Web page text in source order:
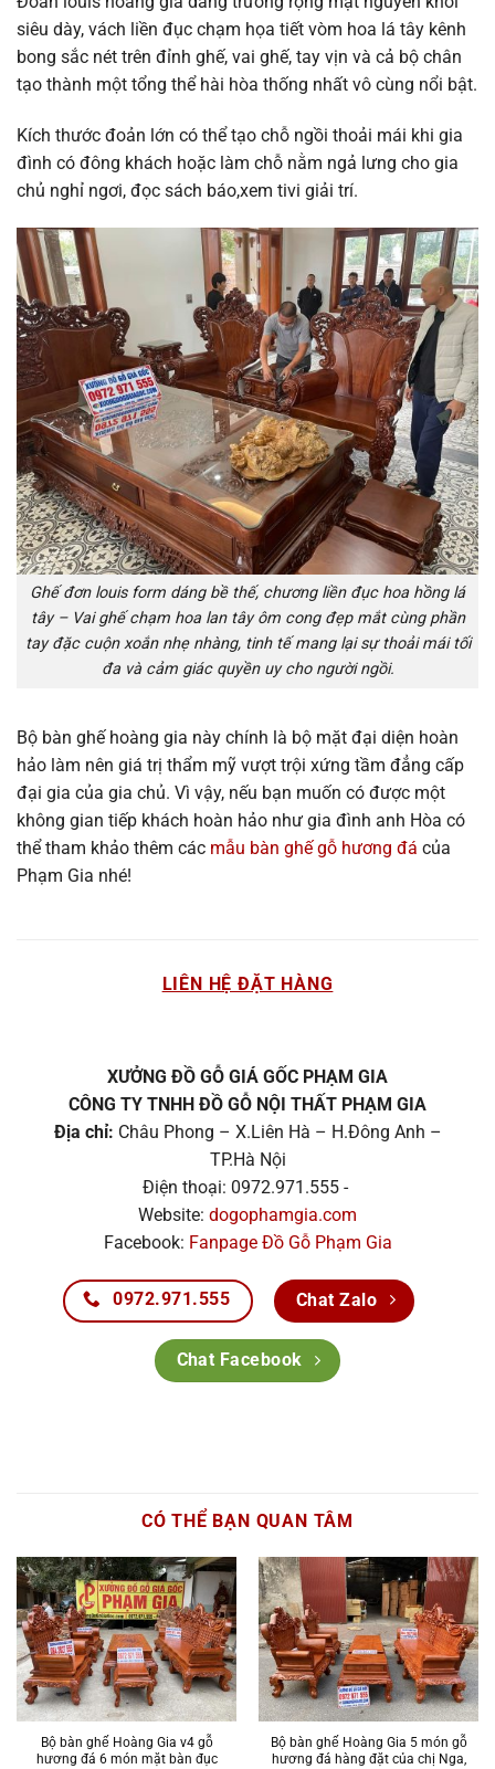
siêu dày, vách liền đục chạm họa tiết vòm hoa lá tây kênh
bong sắc nét trên đỉnh ghế, vai ghế, tay vịn và cả bộ chân
tạo thành một tổng thể hài hòa thống nhất vô cùng nổi bật.
Kích thước đoản lớn có thể tạo chỗ ngồi thoải mái khi gia
đình có đông khách hoặc làm chỗ nằm ngả lưng cho gia
chủ nghỉ ngơi, đọc sách báo,xem tivi giải trí.
Ghế đơn louis form dáng bề thế, chương liền đục hoa hồng lá
tây – Vai ghế chạm hoa lan tây ôm cong đẹp mắt cùng phần
tay đặc cuộn xoắn nhẹ nhàng, tinh tế mang lại sự thoải mái tối
đa và cảm giác quyền uy cho người ngồi.
Bộ bàn ghế hoàng gia này chính là bộ mặt đại diện hoàn
hảo làm nên giá trị thẩm mỹ vượt trội xứng tầm đẳng cấp
đại gia của gia chủ. Vì vậy, nếu bạn muốn có được một
không gian tiếp khách hoàn hảo như gia đình anh Hòa có
thể tham khảo thêm các mẫu bàn ghế gỗ hương đá của
Phạm Gia nhé!
LIÊN HỆ ĐẶT HÀNG
XƯỞNG ĐỒ GỖ GIÁ GỐC PHẠM GIA
CÔNG TY TNHH ĐỒ GỖ NỘI THẤT PHẠM GIA
Địa chỉ: Châu Phong – X.Liên Hà – H.Đông Anh –
TP.Hà Nội
Điện thoại: 0972.971.555 -
Website: dogophamgia.com
Facebook: Fanpage Đồ Gỗ Phạm Gia
0972.971.555 Chat Zalo
Chat Facebook
CÓ THỂ BẠN QUAN TÂM
Bộ bàn ghế Hoàng Gia v4 gỗ
hương đá 6 món mặt bàn đục
Bộ bàn ghế Hoàng Gia 5 món gỗ
hương đá hàng đặt của chị Nga,